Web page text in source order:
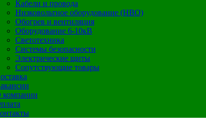
Кабели и провода
Низковольтное оборудование (НВО)
Обогрев и вентиляция
Оборудование 6-10кВ
Светотехника
Системы безопасности
Электрические щиты
Сопутствующие товары
компании